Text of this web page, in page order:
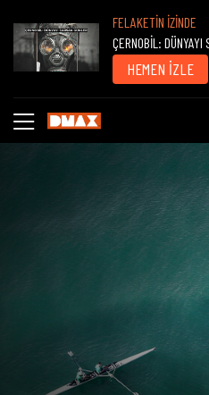
FELAKETİN İZİNDE
ÇERNOBİL: DÜNYAYI
HEMEN İZLE